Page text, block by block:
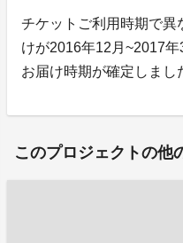
チケットご利用時期で異
けが2016年12月~2017年
お届け時期が確定しまし
このプロジェクトの他